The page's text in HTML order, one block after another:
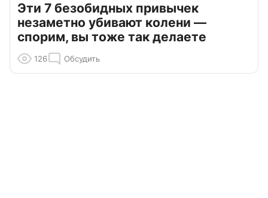
Эти 7 безобидных привычек
незаметно убивают колени —
спорим, вы тоже так делаете
126 Обсудить